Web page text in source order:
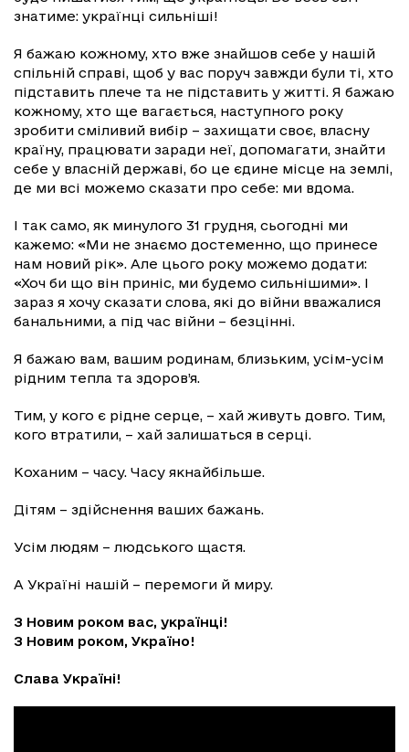
знатиме: українці сильніші!
Я бажаю кожному, хто вже знайшов себе у нашій
спільній справі, щоб у вас поруч завжди були ті, хто
підставить плече та не підставить у житті. Я бажаю
кожному, хто ще вагається, наступного року
зробити сміливий вибір – захищати своє, власну
країну, працювати заради неї, допомагати, знайти
себе у власній державі, бо це єдине місце на землі,
де ми всі можемо сказати про себе: ми вдома.
І так само, як минулого 31 грудня, сьогодні ми
кажемо: «Ми не знаємо достеменно, що принесе
нам новий рік». Але цього року можемо додати:
«Хоч би що він приніс, ми будемо сильнішими». І
зараз я хочу сказати слова, які до війни вважалися
банальними, а під час війни – безцінні.
Я бажаю вам, вашим родинам, близьким, усім-усім
рідним тепла та здоров’я.
Тим, у кого є рідне серце, – хай живуть довго. Тим,
кого втратили, – хай залишаться в серці.
Коханим – часу. Часу якнайбільше.
Дітям – здійснення ваших бажань.
Усім людям – людського щастя.
А Україні нашій – перемоги й миру.
З Новим роком вас, українці!
З Новим роком, Україно!
Слава Україні!